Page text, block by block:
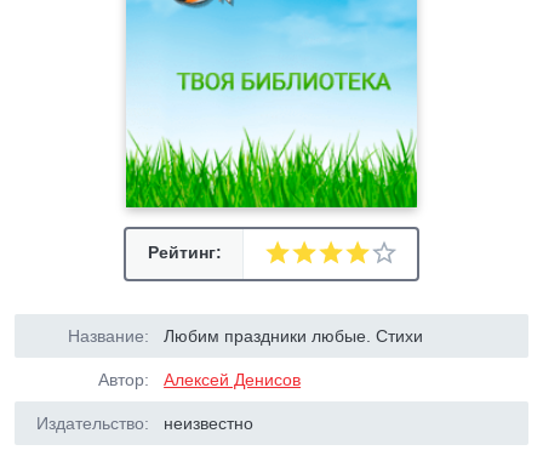
Рейтинг:
Название: Любим праздники любые. Стихи
Автор: Алексей Денисов
Издательство: неизвестно